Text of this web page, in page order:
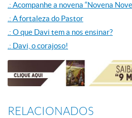
.: Acompanhe a novena “Novena
.: A fortaleza do Pastor
.: O que Davi tem a nos ensinar?
.: Davi, o corajoso!
RELACIONADOS